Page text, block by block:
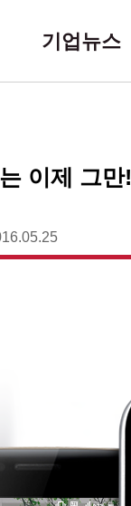
기업뉴스
이제 그만!